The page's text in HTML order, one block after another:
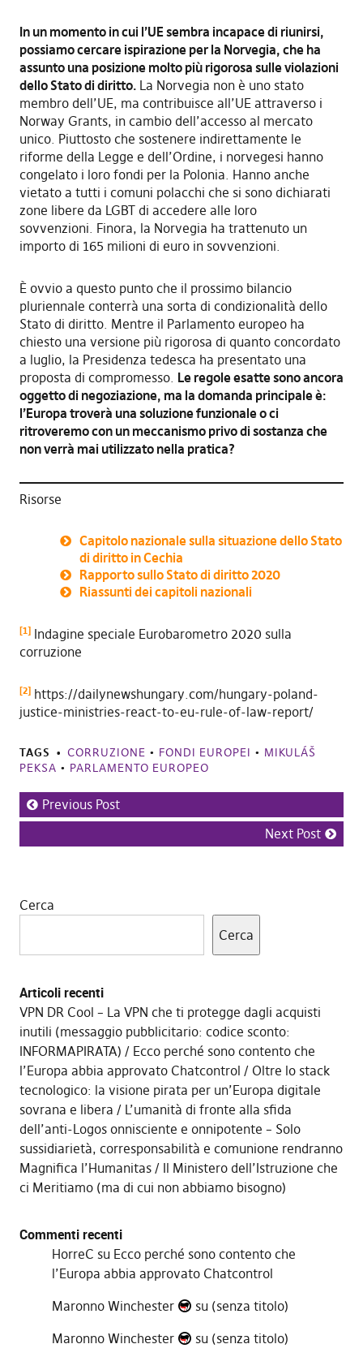
In un momento in cui l’UE sembra incapace di riunirsi,
possiamo cercare ispirazione per la Norvegia, che ha
assunto una posizione molto più rigorosa sulle violazioni
dello Stato di diritto. La Norvegia non è uno stato
membro dell’UE, ma contribuisce all’UE attraverso i
Norway Grants, in cambio dell’accesso al mercato
unico. Piuttosto che sostenere indirettamente le
riforme della Legge e dell’Ordine, i norvegesi hanno
congelato i loro fondi per la Polonia. Hanno anche
vietato a tutti i comuni polacchi che si sono dichiarati
zone libere da LGBT di accedere alle loro
sovvenzioni. Finora, la Norvegia ha trattenuto un
importo di 165 milioni di euro in sovvenzioni.
È ovvio a questo punto che il prossimo bilancio
pluriennale conterrà una sorta di condizionalità dello
Stato di diritto. Mentre il Parlamento europeo ha
chiesto una versione più rigorosa di quanto concordato
a luglio, la Presidenza tedesca ha presentato una
proposta di compromesso. Le regole esatte sono ancora
oggetto di negoziazione, ma la domanda principale è:
l’Europa troverà una soluzione funzionale o ci
ritroveremo con un meccanismo privo di sostanza che
non verrà mai utilizzato nella pratica?
Risorse
Capitolo nazionale sulla situazione dello Stato
di diritto in Cechia
Rapporto sullo Stato di diritto 2020
Riassunti dei capitoli nazionali
[1]Indagine speciale Eurobarometro 2020 sulla
corruzione
[2]https://dailynewshungary.com/hungary-poland-
justice-ministries-react-to-eu-rule-of-law-report/
TAGS CORRUZIONE • FONDI EUROPEI • MIKULÁŠ
PEKSA • PARLAMENTO EUROPEO
Previous Post
Next Post
Cerca
Cerca
Articoli recenti
VPN DR Cool – La VPN che ti protegge dagli acquisti
inutili (messaggio pubblicitario: codice sconto:
INFORMAPIRATA)
Ecco perché sono contento che
l’Europa abbia approvato Chatcontrol
Oltre lo stack
tecnologico: la visione pirata per un’Europa digitale
sovrana e libera
L’umanità di fronte alla sfida
dell’anti-Logos onnisciente e onnipotente – Solo
sussidiarietà, corresponsabilità e comunione rendranno
Magnifica l’Humanitas
Il Ministero dell’Istruzione che
ci Meritiamo (ma di cui non abbiamo bisogno)
Commenti recenti
HorreC su Ecco perché sono contento che
l’Europa abbia approvato Chatcontrol
Maronno Winchester
su (senza titolo)
Maronno Winchester
su (senza titolo)